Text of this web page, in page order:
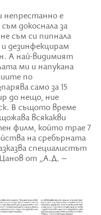
непрестанно е
докоснала за
съм си пипнала
дезинфекцирам
А най-видимият
ми и напукана
по
само за 15
до нещо, ние
В същото време
всякакви
филм, който трае 7
на сребърната
специалистът
от „А.Д. –